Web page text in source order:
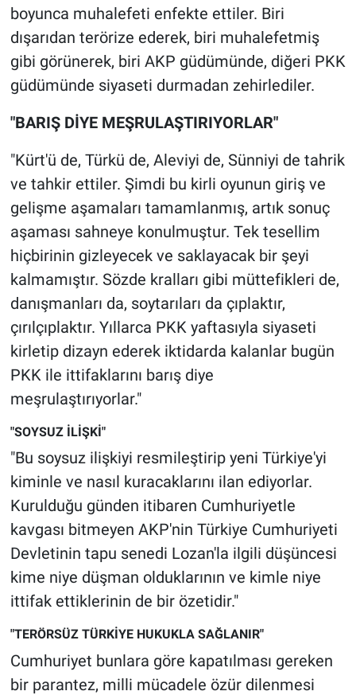
boyunca muhalefeti enfekte ettiler. Biri
dışarıdan terörize ederek, biri muhalefetmiş
gibi görünerek, biri AKP güdümünde, diğeri PKK
güdümünde siyaseti durmadan zehirlediler.
"BARIŞ DİYE MEŞRULAŞTIRIYORLAR"
"Kürt'ü de, Türkü de, Aleviyi de, Sünniyi de tahrik
ve tahkir ettiler. Şimdi bu kirli oyunun giriş ve
gelişme aşamaları tamamlanmış, artık sonuç
aşaması sahneye konulmuştur. Tek tesellim
hiçbirinin gizleyecek ve saklayacak bir şeyi
kalmamıştır. Sözde kralları gibi müttefikleri de,
danışmanları da, soytarıları da çıplaktır,
çırılçıplaktır. Yıllarca PKK yaftasıyla siyaseti
kirletip dizayn ederek iktidarda kalanlar bugün
PKK ile ittifaklarını barış diye
meşrulaştırıyorlar."
"SOYSUZ İLİŞKİ"
"Bu soysuz ilişkiyi resmileştirip yeni Türkiye'yi
kiminle ve nasıl kuracaklarını ilan ediyorlar.
Kurulduğu günden itibaren Cumhuriyetle
kavgası bitmeyen AKP'nin Türkiye Cumhuriyeti
Devletinin tapu senedi Lozan'la ilgili düşüncesi
kime niye düşman olduklarının ve kimle niye
ittifak ettiklerinin de bir özetidir."
"TERÖRSÜZ TÜRKİYE HUKUKLA SAĞLANIR"
Cumhuriyet bunlara göre kapatılması gereken
bir parantez, milli mücadele özür dilenmesi